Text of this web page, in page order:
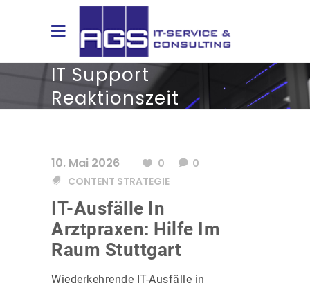
IT Support
Reaktionszeit
10. Mai 2026 0
0
CONTENT STRATEGIE
IT-Ausfälle In
Arztpraxen: Hilfe Im
Raum Stuttgart
Wiederkehrende IT-Ausfälle in